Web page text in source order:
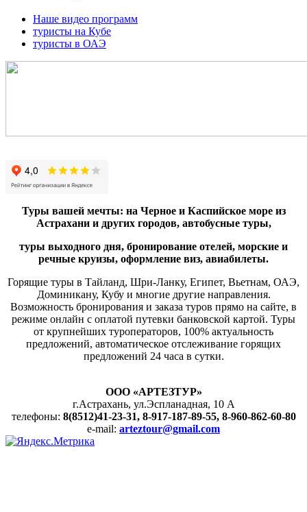
Наше видео программ
туристы на Кубе
туристы в ОАЭ
Туры вашей мечты: на Черное и Каспийское море из
Астрахани и других городов, автобусные туры,
туры выходного дня, бронирование отелей, морские и
речные круизы, оформление виз, авиабилеты.
Горящие туры в Тайланд, Шри-Ланку, Египет, Вьетнам, ОАЭ,
Доминикану, Кубу и многие другие направления.
Возможность бронирования и заказа туров прямо на сайте, в
режиме онлайн с оплатой путевки банковской картой. Туры
от крупнейших туроператоров, 100% актуальность
предложений, автоматическое отслеживание горящих
предложений 24 часа в сутки.
ООО «АРТЕЗТУР»
г.Астрахань, ул.Эспланадная, 10 А
телефоны: 8(8512)41-23-31, 8-917-187-89-55, 8-960-862-60-80
e-mail: arteztour@gmail.com